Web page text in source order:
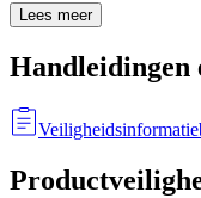
Lees meer
Handleidingen